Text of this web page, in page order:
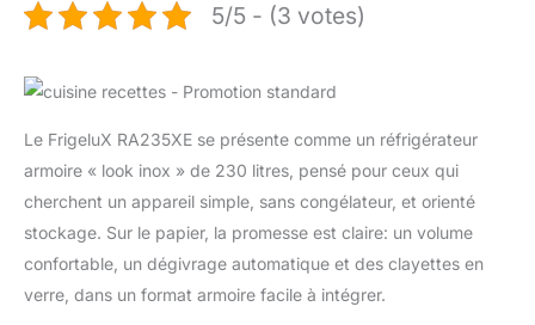
5/5 - (3 votes)
Le FrigeluX RA235XE se présente comme un réfrigérateur
armoire « look inox » de 230 litres, pensé pour ceux qui
cherchent un appareil simple, sans congélateur, et orienté
stockage. Sur le papier, la promesse est claire: un volume
confortable, un dégivrage automatique et des clayettes en
verre, dans un format armoire facile à intégrer.